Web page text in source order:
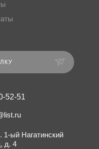
52-51
1-ый Нагатинский
д. 4